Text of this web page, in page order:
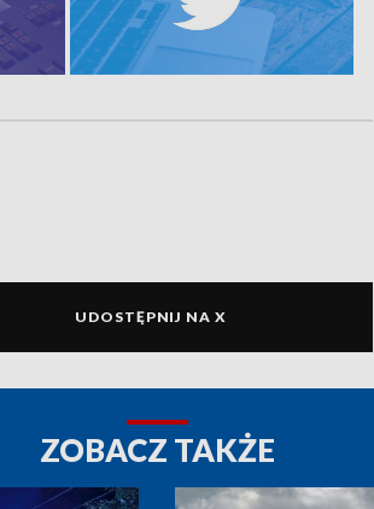
UDOSTĘPNIJ NA X
ZOBACZ TAKŻE